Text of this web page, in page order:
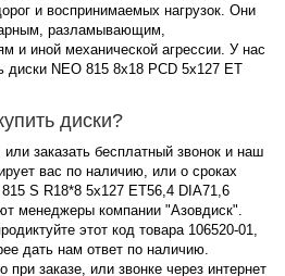
и воспринимаемых нагрузок. Они
разламывающим,
и иной механической агрессии. У нас
диски NEO 815 8x18 PCD 5x127 ET
диски?
заказать бесплатный звонок и наш
вас по наличию, или о сроках
S R18*8 5x127 ET56,4 DIA71,6
менеджеры компании "Азовдиск".
этот код товара 106520-01,
дать нам ответ по наличию.
при заказе, или звонке через интернет